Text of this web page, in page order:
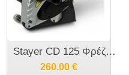
Stayer CD 125 Φρέζα αυλακώσεων (καναλοποιός) 1500W
260,00 €